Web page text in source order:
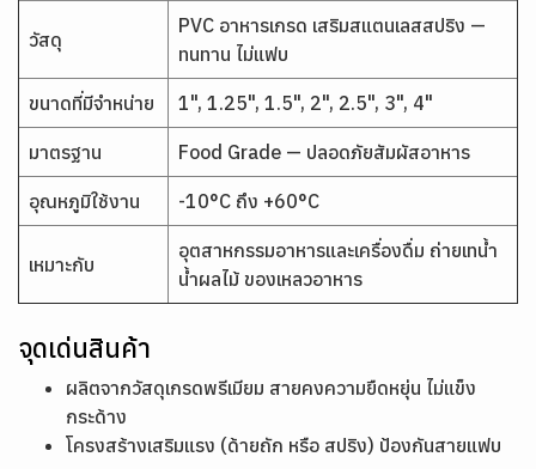
วัสดุ
PVC อาหารเกรด เสริมสแตนเลสสปริง —
ทนทาน ไม่แฟบ
ขนาดที่มีจำหน่าย 1", 1.25", 1.5", 2", 2.5", 3", 4"
มาตรฐาน Food Grade — ปลอดภัยสัมผัสอาหาร
อุณหภูมิใช้งาน -10°C ถึง +60°C
เหมาะกับ
อุตสาหกรรมอาหารและเครื่องดื่ม ถ่ายเทน้ำ
น้ำผลไม้ ของเหลวอาหาร
จุดเด่นสินค้า
ผลิตจากวัสดุเกรดพรีเมียม สายคงความยืดหยุ่น ไม่แข็ง
กระด้าง
โครงสร้างเสริมแรง (ด้ายถัก หรือ สปริง) ป้องกันสายแฟบ